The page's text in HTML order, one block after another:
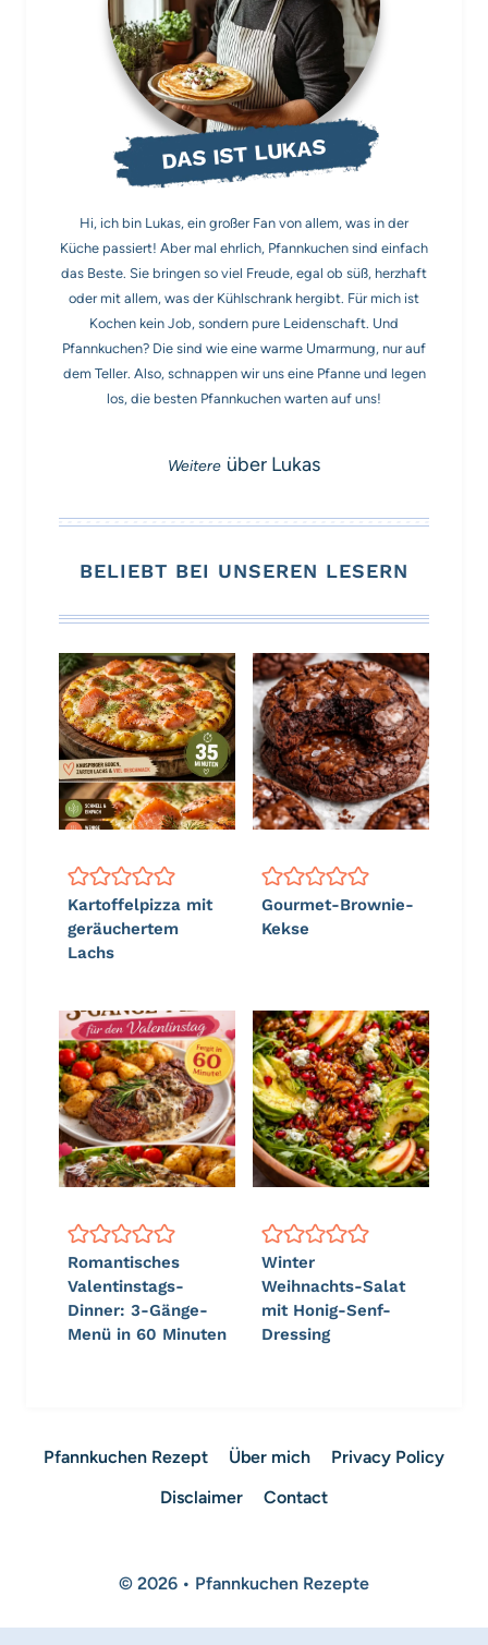
DAS IST LUKAS
Hi, ich bin Lukas, ein großer Fan von allem, was in der
Küche passiert! Aber mal ehrlich, Pfannkuchen sind einfach
das Beste. Sie bringen so viel Freude, egal ob süß, herzhaft
oder mit allem, was der Kühlschrank hergibt. Für mich ist
Kochen kein Job, sondern pure Leidenschaft. Und
Pfannkuchen? Die sind wie eine warme Umarmung, nur auf
dem Teller. Also, schnappen wir uns eine Pfanne und legen
los, die besten Pfannkuchen warten auf uns!
über Lukas
BELIEBT BEI UNSEREN LESERN
Kartoffelpizza mit
geräuchertem
Lachs
Gourmet-Brownie-
Kekse
Romantisches
Valentinstags-
Dinner: 3-Gänge-
Menü in 60 Minuten
Winter
Weihnachts-Salat
mit Honig-Senf-
Dressing
Pfannkuchen Rezept Über mich
Privacy Policy
Disclaimer
Contact
© 2026 • Pfannkuchen Rezepte